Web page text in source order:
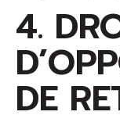
4.
DE